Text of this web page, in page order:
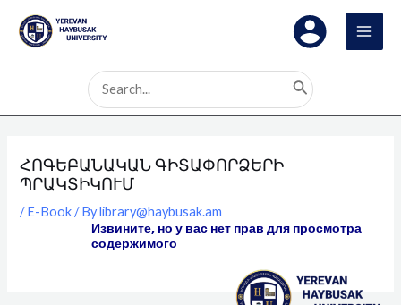
content
Search
for:
ՀՈԳԵԲԱՆԱԿԱՆ ԳԻՏԱՓՈՐՁԵՐԻ
ՊՐԱԿՏԻԿՈՒՄ
/E-Book/ Bylibrary@haybusak.am
Извините, но у вас нет прав для просмотра
содержимого